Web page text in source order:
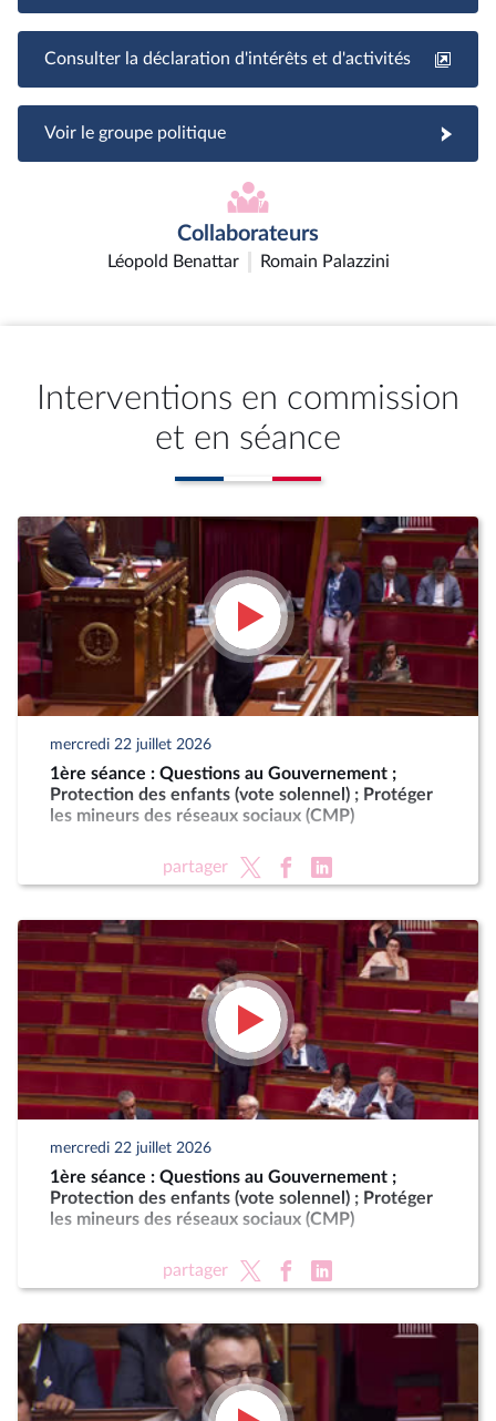
Consulter la déclaration d'intérêts et d'activités
Voir le groupe politique
Collaborateurs
Léopold Benattar Romain Palazzini
Interventions en commission
et en séance
mercredi 22 juillet 2026
1ère séance : Questions au Gouvernement ;
Protection des enfants (vote solennel) ; Protéger
les mineurs des réseaux sociaux (CMP)
partager
mercredi 22 juillet 2026
1ère séance : Questions au Gouvernement ;
Protection des enfants (vote solennel) ; Protéger
les mineurs des réseaux sociaux (CMP)
partager